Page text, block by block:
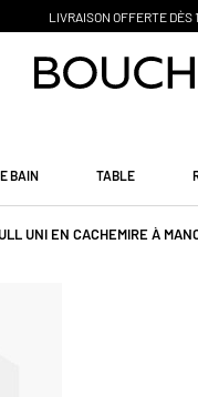
PAIEMENT EN
BAIN TABLE
UNI EN CACHEMIRE À